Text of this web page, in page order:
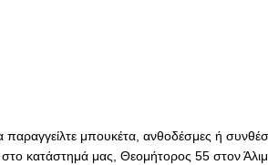
μπουκέτα, ανθοδέσμες ή
κατάστημά μας, Θεομήτορος 55 στον